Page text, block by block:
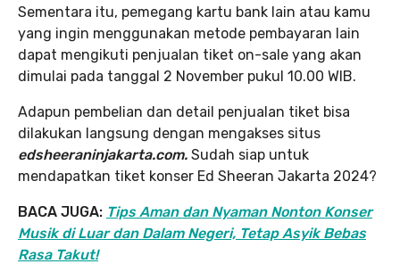
Sementara itu, pemegang kartu bank lain atau kamu
yang ingin menggunakan metode pembayaran lain
dapat mengikuti penjualan tiket on-sale yang akan
dimulai pada tanggal 2 November pukul 10.00 WIB.
Adapun pembelian dan detail penjualan tiket bisa
dilakukan langsung dengan mengakses situs
edsheeraninjakarta.com. Sudah siap untuk
mendapatkan tiket konser Ed Sheeran Jakarta 2024?
BACA JUGA: Tips Aman dan Nyaman Nonton Konser
Musik di Luar dan Dalam Negeri, Tetap Asyik Bebas
Rasa Takut!